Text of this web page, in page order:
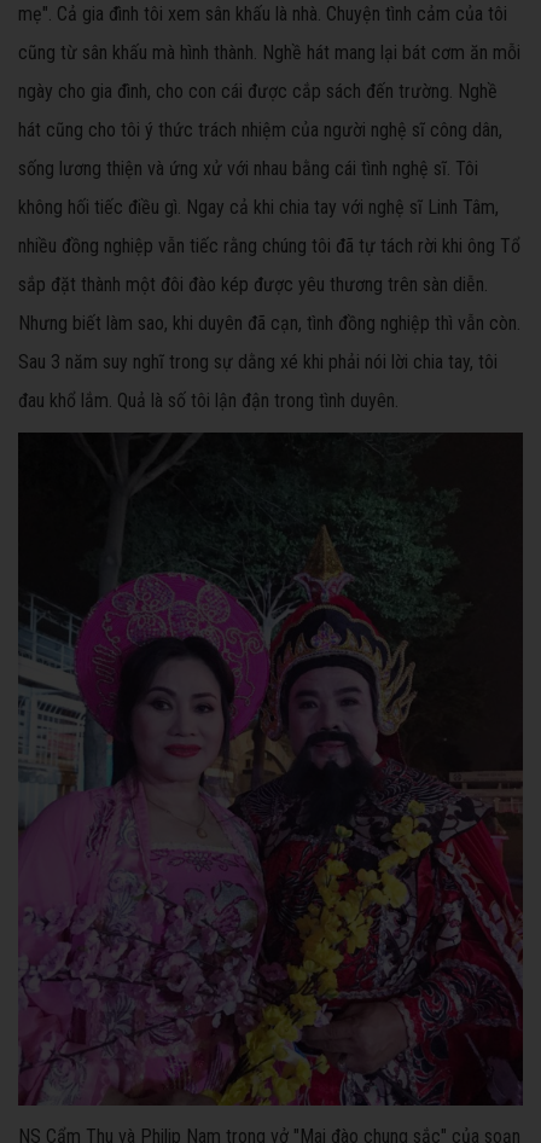
mẹ". Cả gia đình tôi xem sân khấu là nhà. Chuyện tình cảm của tôi
cũng từ sân khấu mà hình thành. Nghề hát mang lại bát cơm ăn mỗi
ngày cho gia đình, cho con cái được cắp sách đến trường. Nghề
hát cũng cho tôi ý thức trách nhiệm của người nghệ sĩ công dân,
sống lương thiện và ứng xử với nhau bằng cái tình nghệ sĩ. Tôi
không hối tiếc điều gì. Ngay cả khi chia tay với nghệ sĩ Linh Tâm,
nhiều đồng nghiệp vẫn tiếc rằng chúng tôi đã tự tách rời khi ông Tổ
sắp đặt thành một đôi đào kép được yêu thương trên sàn diễn.
Nhưng biết làm sao, khi duyên đã cạn, tình đồng nghiệp thì vẫn còn.
Sau 3 năm suy nghĩ trong sự dằng xé khi phải nói lời chia tay, tôi
đau khổ lắm. Quả là số tôi lận đận trong tình duyên.
NS Cẩm Thu và Philip Nam trong vở "Mai đào chung sắc" của soạn